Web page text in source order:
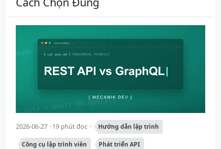
2026-06-27 19 phút đọc Hướng dẫn lập trình
Công cụ lập trình viên Phát triển API